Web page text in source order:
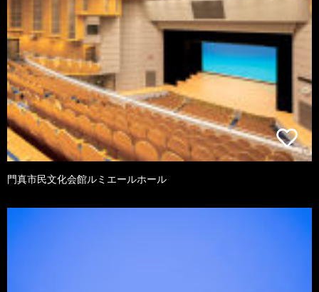
門真市民文化会館ルミエールホール